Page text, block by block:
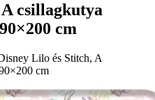
csillagkutya
cm
Lilo és Stitch, A
cm